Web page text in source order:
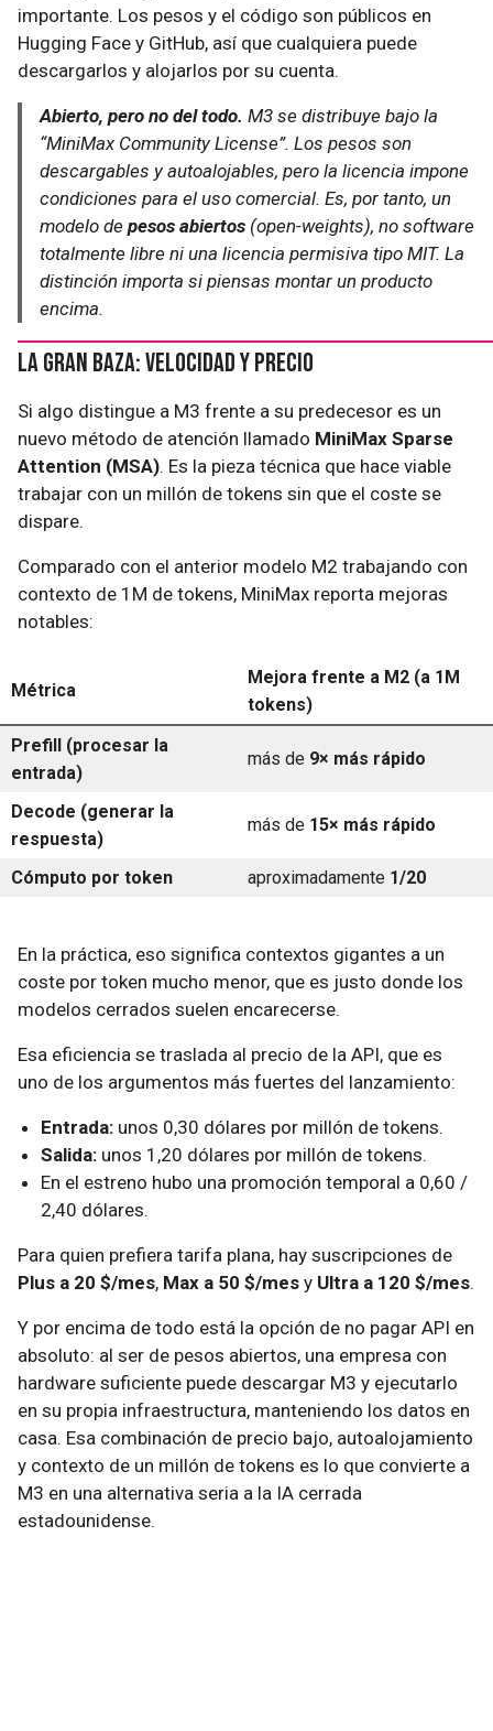
importante. Los pesos y el código son públicos en
Hugging Face y GitHub, así que cualquiera puede
descargarlos y alojarlos por su cuenta.
Abierto, pero no del todo. M3 se distribuye bajo la
“MiniMax Community License”. Los pesos son
descargables y autoalojables, pero la licencia impone
condiciones para el uso comercial. Es, por tanto, un
modelo de pesos abiertos (open-weights), no software
totalmente libre ni una licencia permisiva tipo MIT. La
distinción importa si piensas montar un producto
encima.
La gran baza: velocidad y precio
Si algo distingue a M3 frente a su predecesor es un
nuevo método de atención llamado MiniMax Sparse
Attention (MSA). Es la pieza técnica que hace viable
trabajar con un millón de tokens sin que el coste se
dispare.
Comparado con el anterior modelo M2 trabajando con
contexto de 1M de tokens, MiniMax reporta mejoras
notables:
Métrica
Mejora frente a M2 (a 1M
tokens)
Prefill (procesar la
entrada)
más de 9× más rápido
Decode (generar la
respuesta)
más de 15× más rápido
Cómputo por token aproximadamente 1/20
En la práctica, eso significa contextos gigantes a un
coste por token mucho menor, que es justo donde los
modelos cerrados suelen encarecerse.
Esa eficiencia se traslada al precio de la API, que es
uno de los argumentos más fuertes del lanzamiento:
Entrada: unos 0,30 dólares por millón de tokens.
Salida: unos 1,20 dólares por millón de tokens.
En el estreno hubo una promoción temporal a 0,60 /
2,40 dólares.
Para quien prefiera tarifa plana, hay suscripciones de
Plus a 20 $/mes, Max a 50 $/mes y Ultra a 120 $/mes.
Y por encima de todo está la opción de no pagar API en
absoluto: al ser de pesos abiertos, una empresa con
hardware suficiente puede descargar M3 y ejecutarlo
en su propia infraestructura, manteniendo los datos en
casa. Esa combinación de precio bajo, autoalojamiento
y contexto de un millón de tokens es lo que convierte a
M3 en una alternativa seria a la IA cerrada
estadounidense.